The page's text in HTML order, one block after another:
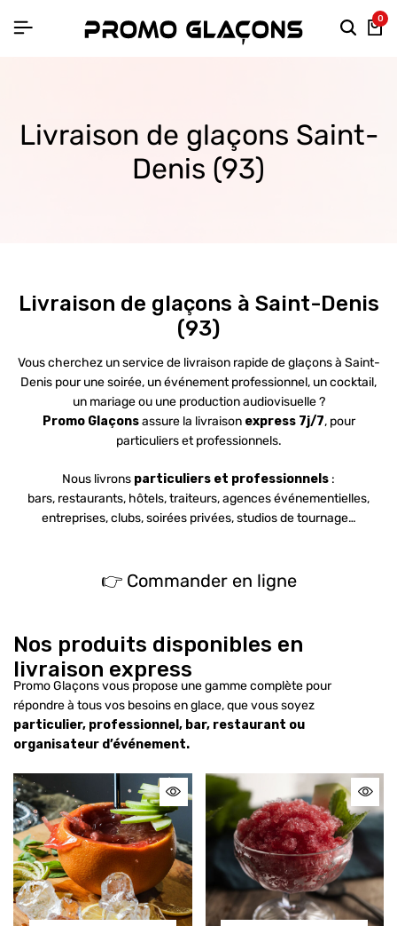
0
Livraison de glaçons Saint-
Denis (93)
Livraison de glaçons à Saint-Denis
(93)
Vous cherchez un service de livraison rapide de glaçons à Saint-
Denis pour une soirée, un événement professionnel, un cocktail,
un mariage ou une production audiovisuelle ?
Promo Glaçonsassure la livraison express 7j/7, pour
particuliers et professionnels.
Nous livrons particuliers et professionnels :
bars, restaurants, hôtels, traiteurs, agences événementielles,
entreprises, clubs, soirées privées, studios de tournage…
👉 Commander en ligne
Nos produits disponibles en
livraison express
Promo Glaçons vous propose une gamme complète pour
répondre à tous vos besoins en glace, que vous soyez
particulier, professionnel, bar, restaurant ou
organisateur d’événement.